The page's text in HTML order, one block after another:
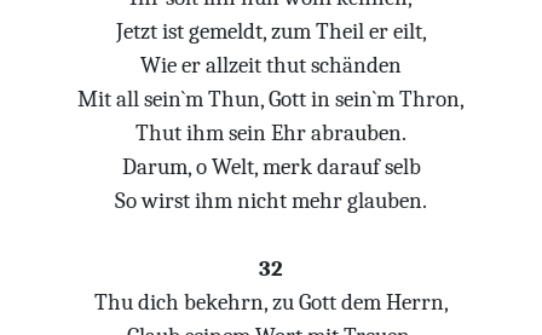
Jetzt ist gemeldt, zum Theil er eilt,
Wie er allzeit thut schänden
Mit all sein`m Thun, Gott in sein`m Thron,
Thut ihm sein Ehr abrauben.
Darum, o Welt, merk darauf selb
So wirst ihm nicht mehr glauben.
32
Thu dich bekehrn, zu Gott dem Herrn,